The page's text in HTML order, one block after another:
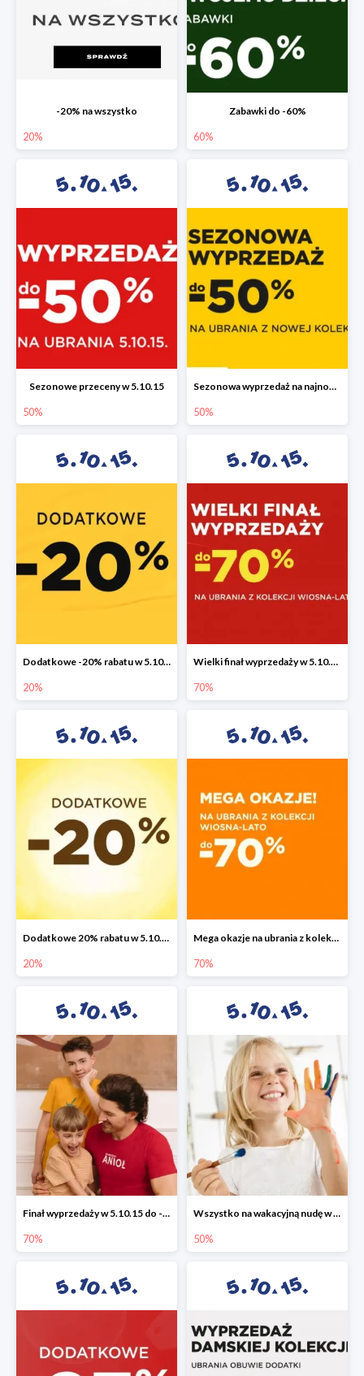
-20% na wszystko
20%
Zabawki do -60%
60%
Sezonowe przeceny w 5.10.15
50%
Sezonowa wyprzedaż na najnowszą kolekcję do -50%
50%
Dodatkowe -20% rabatu w 5.10.15
20%
Wielki finał wyprzedaży w 5.10.15 do -70%
70%
Dodatkowe 20% rabatu w 5.10.15
20%
Mega okazje na ubrania z kolekcji wiosna-lato do -70%
70%
Finał wyprzedaży w 5.10.15 do -70%
70%
Wszystko na wakacyjną nudę w 5.10.15 - gry i zabawki do -50%
50%